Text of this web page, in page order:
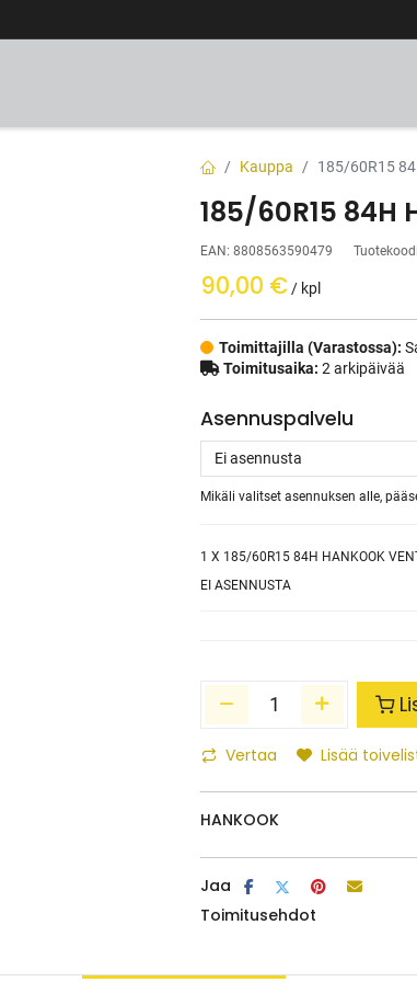
Kauppa 185/60R15
185/60R15 84H
EAN: 8808563590479
90,00 € / kpl
Toimittajilla (Varastossa):
Toimitusaika: 2 arkipäivää
Asennuspalvelu
Mikäli valitset asennuksen alle,
1 X 185/60R15 84H HANKOOK
EI ASENNUSTA
Vertaa Lisää
HANKOOK
Jaa
Toimitusehdot